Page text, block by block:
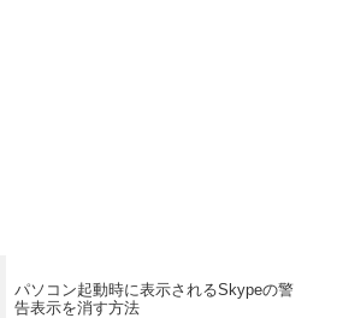
パソコン起動時に表示されるSkypeの警
告表示を消す方法